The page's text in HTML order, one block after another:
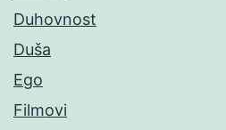
Duhovnost
Duša
Ego
Filmovi